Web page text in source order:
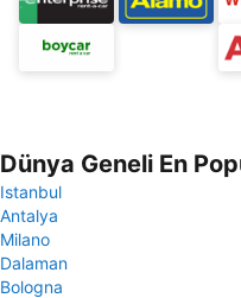
Dünya Geneli En
Istanbul
Antalya
Milano
Dalaman
Bologna